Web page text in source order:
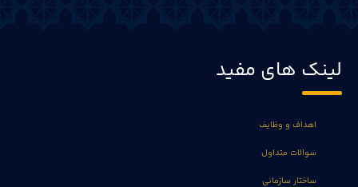
لینک های مفید
اهداف و وظایف
سوالات متداول
ساختار سازمانی